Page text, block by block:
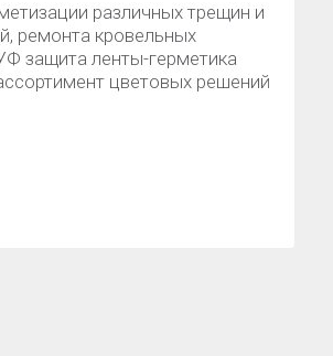
различных трещин и
ремонта кровельных
защита ленты-герметика
цветовых решений